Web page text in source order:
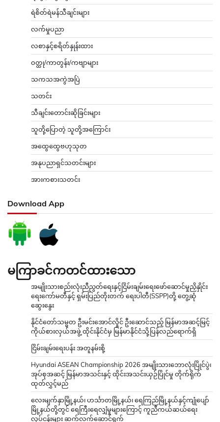
ရဲစိတ်ရဲမန်သီချင်းများ
လက်မှုပညာ
လစာနှင့်စရိတ်နှုန်းထား
ဝတ္ထု/ကာတွန်း/ကဗျာများ
သကသအကွဲအပြဲ
သတင်း
သီချင်းတောင်းဆိုခြင်းများ
သူတို့ပြောတဲ့ သူတို့အကြောင်း
အထွေထွေဗဟုသုတ
အနုပညာရှင်သတင်းများ
အားကစားသတင်း
Download App
မကြာခင်ကတင်ထားသော
အမျိုးသားစည်းလုံးညီညွတ်ရေးနှင့်ငြိမ်းချမ်းရေးဖော်ဆောင်မှုညှိနှိုင်း
ရေးကော်မတီနှင့် ရှမ်းပြည်တိုးတက် ရေးပါတီ(SSPP)တို့ တွေ့ဆုံ
ဆွေးနွေး
နိုင်ငံတော်သမ္မတ ဦးမင်းအောင်လှိုင် ဦးဆောင်သည့် မြန်မာအဆင့်မြင့်
ကိုယ်စားလှယ်အဖွဲ့ ထိုင်းနိုင်ငံမှ မြန်မာနိုင်ငံသို့ပြန်လည်ရောက်ရှိ
ငြိမ်းချမ်းရေးပန်း အတူနမ်းစို့
Hyundai ASEAN Championship 2026 အမျိုးသားဘောလုံးပြိုင်ပွဲ၊
အုပ်စုအဆင့် မြန်မာအသင်းနှင့် ထိုင်းအသင်းယှဉ်ပြိုင်မှု တိုက်ရိုက်
ထုတ်လွှင့်မည်
လေးမျက်နှာမြို့နယ်၊ ဟင်္သာတမြို့နယ်၊ ရေကြည်မြို့နယ်နှင့်ကျုံပျော်
မြို့နယ်တို့တွင် ရေကြီးရေလျှံမှုများကြောင့် ကူညီကယ်ဆယ်ရေး
လုပ်ငန်းများ ဆက်လက်ဆောင်ရွက်